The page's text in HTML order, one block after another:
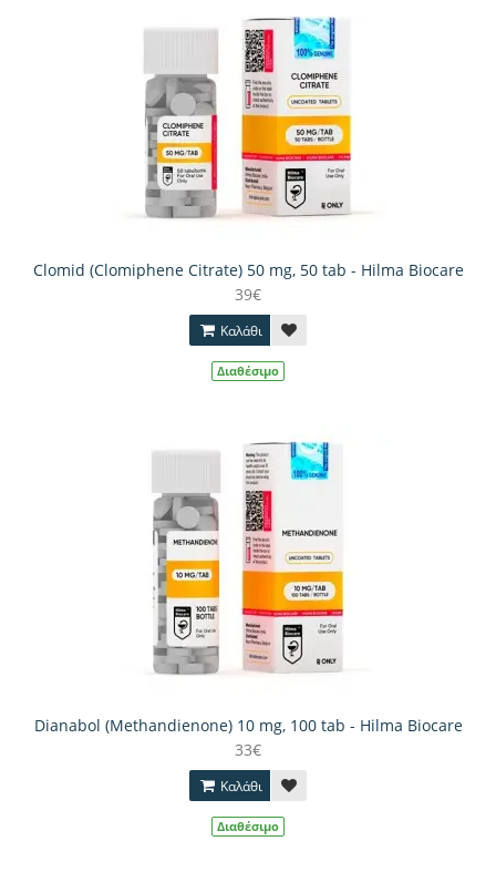
Clomid (Clomiphene Citrate) 50 mg, 50 tab - Hilma Biocare
39€
Καλάθι
Διαθέσιμο
Dianabol (Methandienone) 10 mg, 100 tab - Hilma Biocare
33€
Καλάθι
Διαθέσιμο